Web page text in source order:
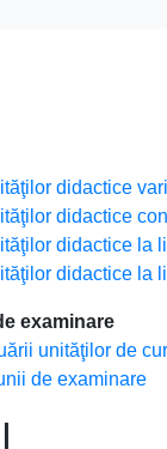
didactice
didactice
didactice la
didactice la
examinare
unităţilor de
de examinare